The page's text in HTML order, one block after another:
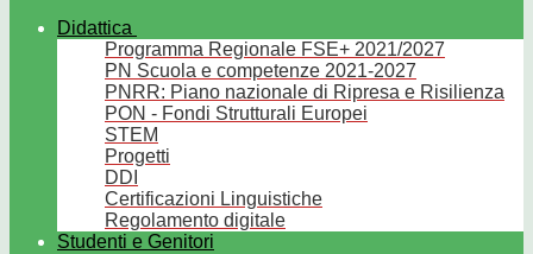
Didattica
Programma Regionale FSE+ 2021/2027
PN Scuola e competenze 2021-2027
PNRR: Piano nazionale di Ripresa e Risilienza
PON - Fondi Strutturali Europei
STEM
Progetti
DDI
Certificazioni Linguistiche
Regolamento digitale
Studenti e Genitori